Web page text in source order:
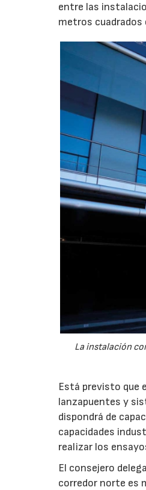
entre las
metros
La instalación
Está previsto que
lanzapuentes y
dispondrá de
capacidades
realizar los
El consejero
corredor norte es